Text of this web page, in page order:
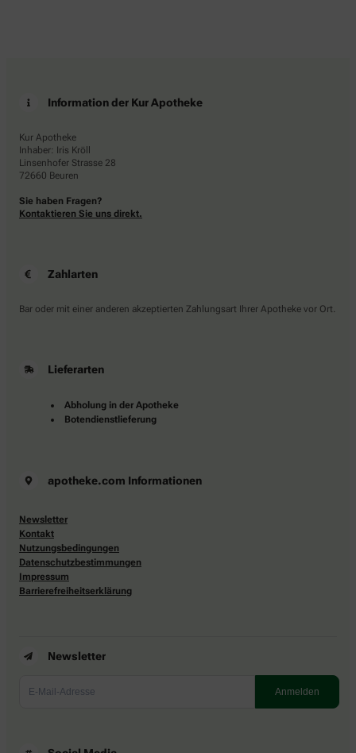
Information der Kur Apotheke
Kur Apotheke
Inhaber: Iris Kröll
Linsenhofer Strasse 28
72660 Beuren
Sie haben Fragen?
Kontaktieren Sie uns direkt.
Zahlarten
Bar oder mit einer anderen akzeptierten Zahlungsart Ihrer Apotheke vor Ort.
Lieferarten
Abholung in der Apotheke
Botendienstlieferung
apotheke.com Informationen
Newsletter
Kontakt
Nutzungsbedingungen
Datenschutzbestimmungen
Impressum
Barrierefreiheitserklärung
Newsletter